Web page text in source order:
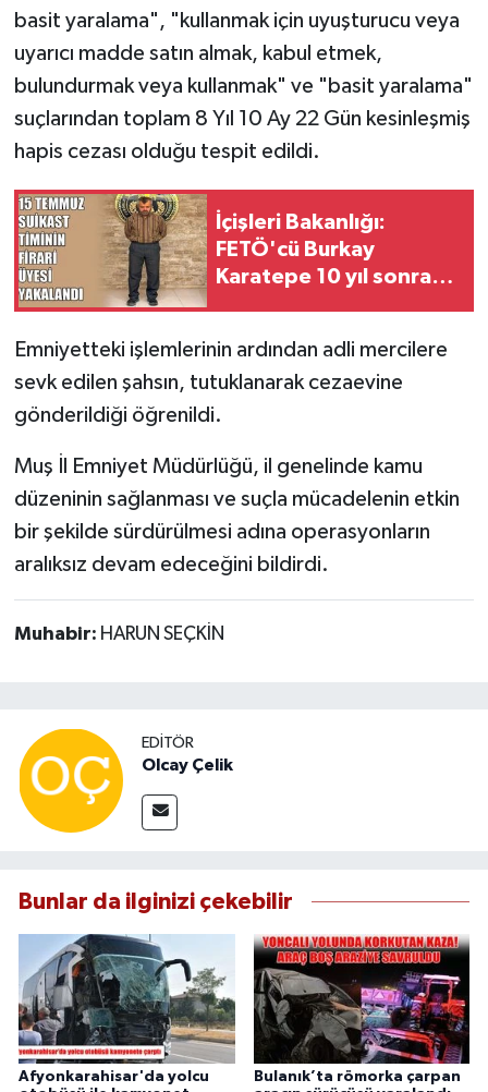
basit yaralama", "kullanmak için uyuşturucu veya
uyarıcı madde satın almak, kabul etmek,
bulundurmak veya kullanmak" ve "basit yaralama"
suçlarından toplam 8 Yıl 10 Ay 22 Gün kesinleşmiş
hapis cezası olduğu tespit edildi.
İçişleri Bakanlığı:
FETÖ'cü Burkay
Karatepe 10 yıl sonra
Emniyetteki işlemlerinin ardından adli mercilere
sevk edilen şahsın, tutuklanarak cezaevine
gönderildiği öğrenildi.
Muş İl Emniyet Müdürlüğü, il genelinde kamu
düzeninin sağlanması ve suçla mücadelenin etkin
bir şekilde sürdürülmesi adına operasyonların
aralıksız devam edeceğini bildirdi.
Muhabir: HARUN SEÇKİN
EDITÖR
Olcay Çelik
Bunlar da ilginizi çekebilir
Afyonkarahisar'da yolcu
Bulanık’ta römorka çarpan